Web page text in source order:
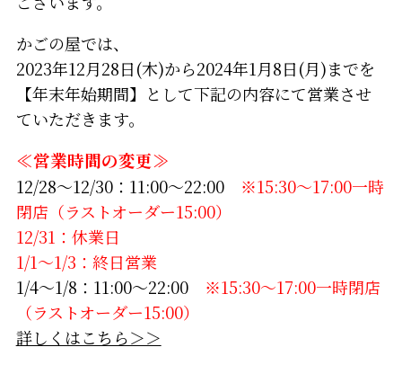
かごの屋では、
2023年12月28日(木)から2024年1月8日(月)までを
【年末年始期間】として下記の内容にて営業させ
ていただきます。
≪営業時間の変更≫
12/28～12/30：11:00～22:00 ※15:30～17:00一時
閉店（ラストオーダー15:00）
12/31：休業日
1/1～1/3：終日営業
1/4～1/8：11:00～22:00 ※15:30～17:00一時閉店
（ラストオーダー15:00）
詳しくはこちら＞＞